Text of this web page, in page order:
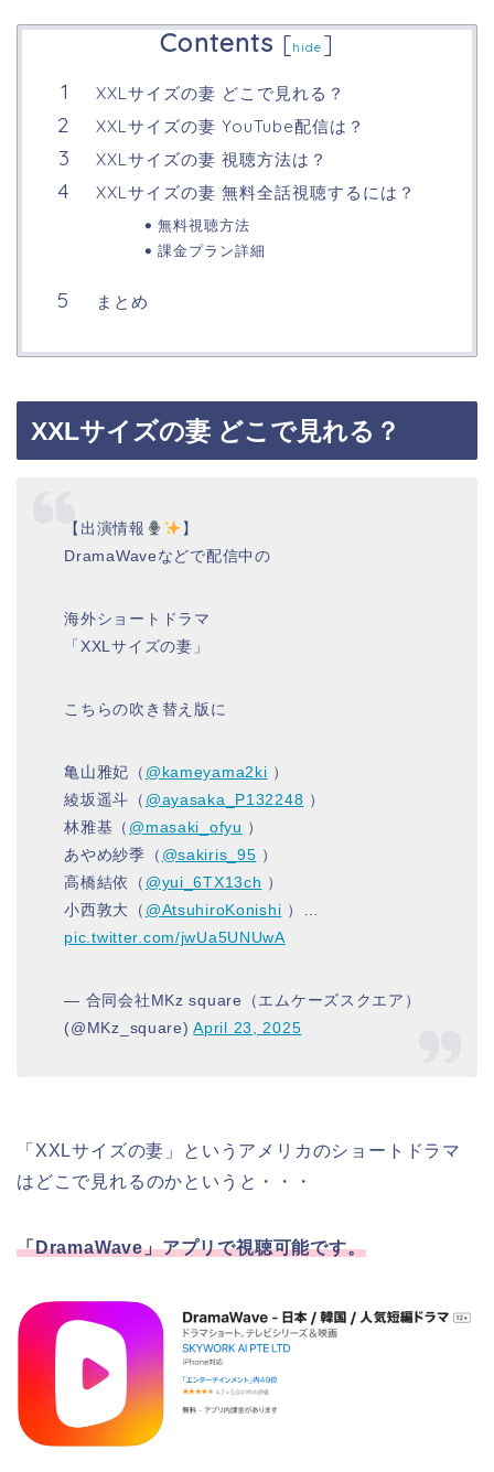
Contents [hide ]
XXLサイズの妻 どこで見れる？
XXLサイズの妻 YouTube配信は？
XXLサイズの妻 視聴方法は？
XXLサイズの妻 無料全話視聴するには？
無料視聴方法
課金プラン詳細
まとめ
XXLサイズの妻 どこで見れる？
【出演情報
】
DramaWaveなどで配信中の
海外ショートドラマ
「XXLサイズの妻」
こちらの吹き替え版に
亀山雅妃（ @kameyama2ki ）
綾坂遥斗（ @ayasaka_P132248 ）
林雅基（ @masaki_ofyu ）
あやめ紗季（ @sakiris_95 ）
高橋結依（ @yui_6TX13ch ）
小西敦大（ @AtsuhiroKonishi ）…
pic.twitter.com/jwUa5UNUwA
— 合同会社MKz square（エムケーズスクエア）
(@MKz_square)April 23, 2025
「XXLサイズの妻」というアメリカのショートドラマ
はどこで見れるのかというと・・・
「DramaWave」アプリで視聴可能です。